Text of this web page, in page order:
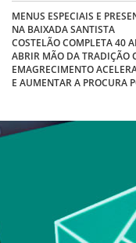
MENUS ESPECIAIS E
NA BAIXADA SANTISTA
COSTELÃO COMPLETA 40
ABRIR MÃO DA TRADIÇÃO
EMAGRECIMENTO
E AUMENTAR A PROCURA